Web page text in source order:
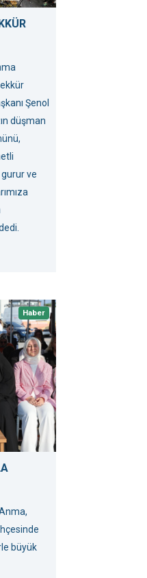
Şenol
düşman
gurur ve
Haber
büyük